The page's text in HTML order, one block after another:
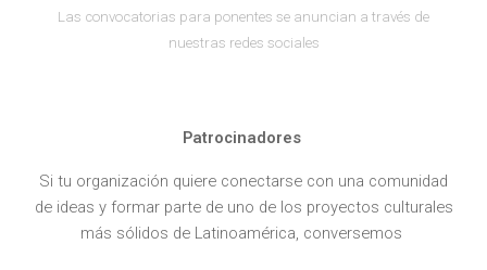
Las convocatorias para ponentes se anuncian a través de
nuestras redes sociales
Patrocinadores
Si tu organización quiere conectarse con una comunidad
de ideas y formar parte de uno de los proyectos culturales
más sólidos de Latinoamérica, conversemos